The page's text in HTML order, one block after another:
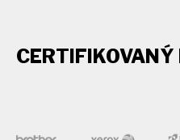
CERTIFIKOVANÝ